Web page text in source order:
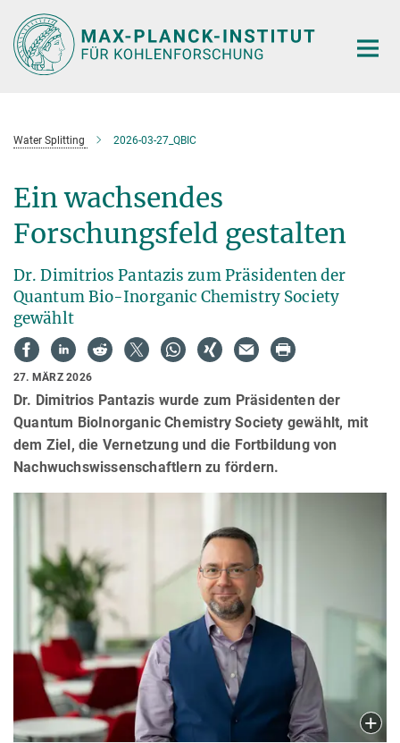
Hauptinhalt
Water Splitting 2026-03-27_QBIC
Ein wachsendes
Forschungsfeld gestalten
Dr. Dimitrios Pantazis zum Präsidenten der
Quantum Bio-Inorganic Chemistry Society
gewählt
27. MÄRZ 2026
Dr. Dimitrios Pantazis wurde zum Präsidenten der
Quantum BioInorganic Chemistry Society gewählt, mit
dem Ziel, die Vernetzung und die Fortbildung von
Nachwuchswissenschaftlern zu fördern.